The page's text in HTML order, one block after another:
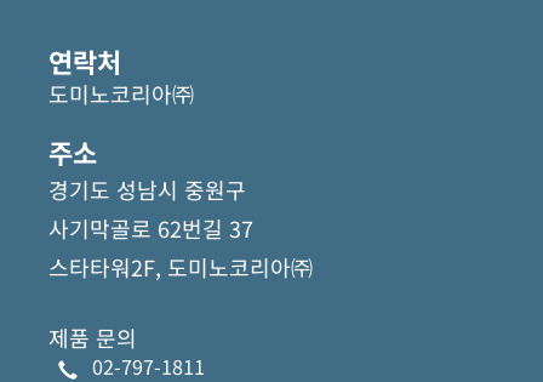
연락처
도미노코리아㈜
주소
경기도 성남시 중원구
사기막골로 62번길 37
스타타워2F, 도미노코리아㈜
제품 문의
02-797-1811